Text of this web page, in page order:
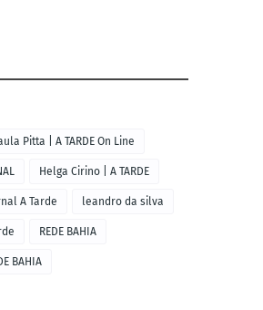
Pitta | A TARDE On Line
Helga Cirino | A TARDE
A Tarde leandro da silva
REDE BAHIA
BAHIA